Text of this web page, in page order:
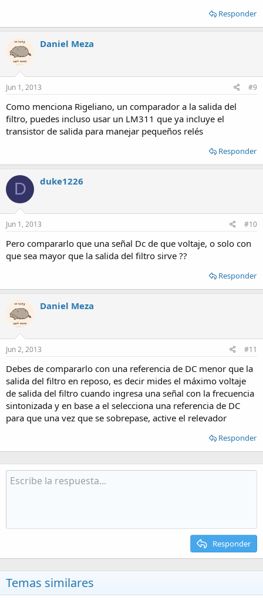
Responder
Daniel Meza
Jun 1, 2013 #9
Como menciona Rigeliano, un comparador a la salida del
filtro, puedes incluso usar un LM311 que ya incluye el
transistor de salida para manejar pequeños relés
Responder
D duke1226
Jun 1, 2013 #10
Pero compararlo que una señal Dc de que voltaje, o solo con
que sea mayor que la salida del filtro sirve ??
Responder
Daniel Meza
Jun 2, 2013 #11
Debes de compararlo con una referencia de DC menor que la
salida del filtro en reposo, es decir mides el máximo voltaje
de salida del filtro cuando ingresa una señal con la frecuencia
sintonizada y en base a el selecciona una referencia de DC
para que una vez que se sobrepase, active el relevador
Responder
Responder
Temas similares